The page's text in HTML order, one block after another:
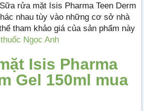
rửa mặt Isis Pharma Teen Derm
nhau tùy vào những cơ sở nhà
tham khảo giá của sản phẩm này
Ngọc Anh
Isis Pharma
Gel 150ml mua